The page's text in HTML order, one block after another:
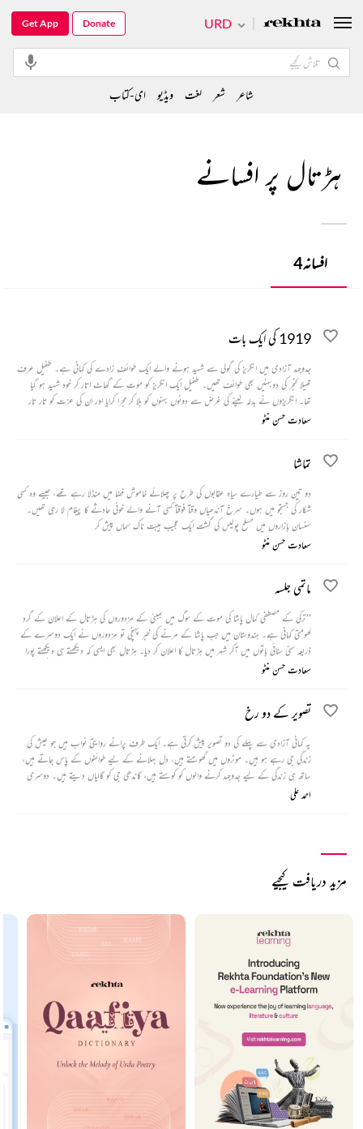
ہڑتال پر افسانے
افسانہ4
1919 کی ایک بات
جدوجہد آزادی میں انگریز کی گولی سے شہید ہونے والے ایک طوائف زادے کی کہانی ہے۔ طفیل عرف
تھیلا کنجر کی دوبہنیں بھی طوائف تھیں۔ طفیل ایک انگریز کو موت کے گھاٹ اتار کر خود شہید ہو گیا
تھا۔ انگریزوں نے بدلہ لینے کی غرض سے دونوں بہنوں کو بلا کر مجرا کرایا اور ان کی عزت کو تار تار
کیا۔
سعادت حسن منٹو
تماشا
دو تین روز سے طیارے سیاہ عقابوں کی طرح پر پھلائے خاموش فضا میں منڈلا رہے تھے، جیسے وہ کسی
شکار کی جستجو میں ہوں۔ سرخ آندھیاں وقتاً فوقتاً کسی آنے والے خونی حادثے کا پیغام لا رہی تھیں۔
سنسان بازاروں میں مسلح پولیس کی گشت ایک عجیب ہیبت ناک سماں پیش کر
سعادت حسن منٹو
ماتمی جلسہ
’’ترکی کے مصطفی کمال پاشا کی موت کے سوگ میں بمبئی کے مزدوروں کی ہڑتال کے اعلان کے گرد
گھومتی کہانی ہے۔ ہندوستان میں جب پاشا کے مرنے کی خبر پہنچی تو مزدوروں نے ایک دوسرے کے
ذریعہ سنی سنائی باتوں میں آکر شہر میں ہڑتال کا اعلان کر دیا۔ ہڑتال بھی ایسی کہ دیکھتے ہی دیکھتے پورا
شہر بند ہو گیا۔ شام کو جب مزدوروں کی یہ بھیڑ جلسہ گاہ پرپہنچی تو وہاں تقریر کے دوران اسٹیج پر
سعادت حسن منٹو
تصویر کے دو رخ
یہ کہانی آزادی سے پہلے کی دو تصویر پیش کرتی ہے۔ ایک طرف پرانے روایتی نواب ہیں جو عیش کی
زندگی جی رہے ہو ہیں۔ موٹروں میں گھومتے ہیں، دل بہلانے کے لیے طوائفوں کے پاس جاتے ہیں،
ساتھ ہی زندگی کے لیے جدوجہد کرنے والوں کو کوستے ہیں، گاندھی جی کو گالیاں دیتے ہیں۔ دوسری
طرف آزادی کے لیے مر مٹنے والے وہ نوجوان ہیں جن کی میت کو کوئی کندھا دینے والا بھی نہیں
احمد علی
مزید دریافت کیجیے
URD
Get App Donate
شاعر شعر لغت ویڈیو ای-کتاب